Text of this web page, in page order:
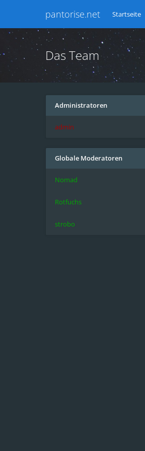
pantorise.net Startseite
Das Team
Administratoren
admin
Globale Moderatoren
Nomad
Rotfuchs
strobo